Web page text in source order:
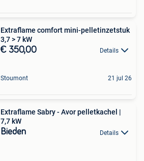
Extraflame comfort mini-pelletinzetstuk
3,7 > 7 kW
€ 350,00 Details
Stoumont 21 jul 26
Extraflame Sabry - Avor pelletkachel |
7,7 kW
Bieden Details